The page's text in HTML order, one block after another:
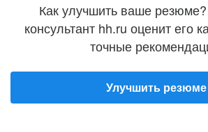
Как улучшить ваше
консультант hh.ru оценит его
точные
Улучшить резюме